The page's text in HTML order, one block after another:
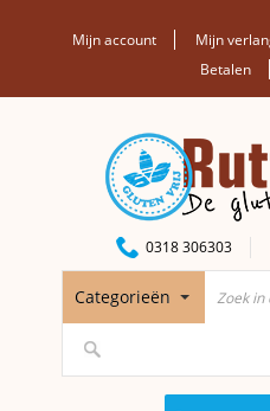
Mijn account Mijn
Betalen
0318 306303
Categorieën